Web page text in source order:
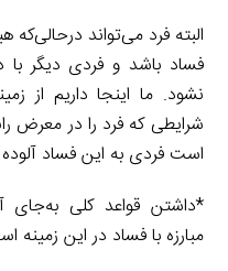
البته فرد می‌تواند
فساد باشد و فردی دیگر
نشود. ما اینجا داریم از
شرایطی که فرد را در معرض
است فردی به این فساد آلوده
*داشتن قواعد کلی به‌جای
مبارزه با فساد در این زمینه